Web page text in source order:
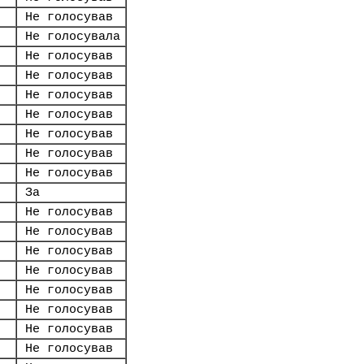
Не голосував
Не голосувала
Не голосував
Не голосував
Не голосував
Не голосував
Не голосував
Не голосував
Не голосував
За
Не голосував
Не голосував
Не голосував
Не голосував
Не голосував
Не голосував
Не голосував
Не голосував